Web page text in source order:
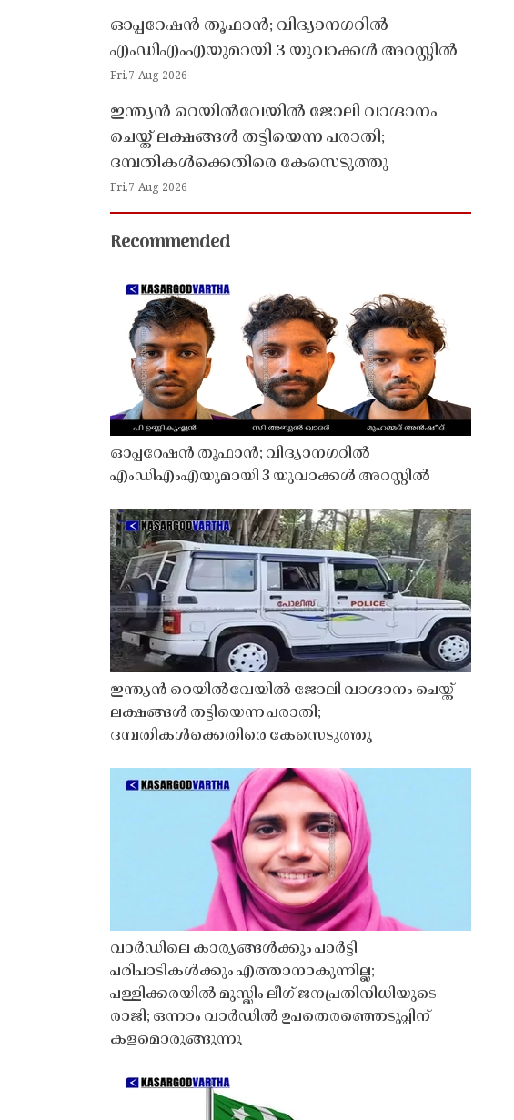
ഓപ്പറേഷൻ തൂഫാൻ; വിദ്യാനഗറിൽ
എംഡിഎംഎയുമായി 3 യുവാക്കൾ അറസ്റ്റിൽ
Fri,7 Aug 2026
ഇന്ത്യൻ റെയിൽവേയിൽ ജോലി വാഗ്ദാനം
ചെയ്ത് ലക്ഷങ്ങൾ തട്ടിയെന്ന പരാതി;
ദമ്പതികൾക്കെതിരെ കേസെടുത്തു
Fri,7 Aug 2026
Recommended
ഓപ്പറേഷൻ തൂഫാൻ; വിദ്യാനഗറിൽ
എംഡിഎംഎയുമായി 3 യുവാക്കൾ അറസ്റ്റിൽ
ഇന്ത്യൻ റെയിൽവേയിൽ ജോലി വാഗ്ദാനം ചെയ്ത്
ലക്ഷങ്ങൾ തട്ടിയെന്ന പരാതി;
ദമ്പതികൾക്കെതിരെ കേസെടുത്തു
വാർഡിലെ കാര്യങ്ങൾക്കും പാർട്ടി
പരിപാടികൾക്കും എത്താനാകുന്നില്ല;
പള്ളിക്കരയിൽ മുസ്ലിം ലീഗ് ജനപ്രതിനിധിയുടെ
രാജി; ഒന്നാം വാർഡിൽ ഉപതെരഞ്ഞെടുപ്പിന്
കളമൊരുങ്ങുന്നു